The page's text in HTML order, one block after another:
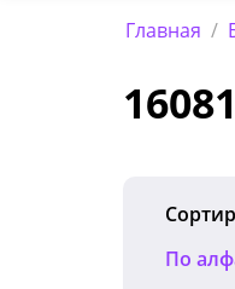
Главная /
По